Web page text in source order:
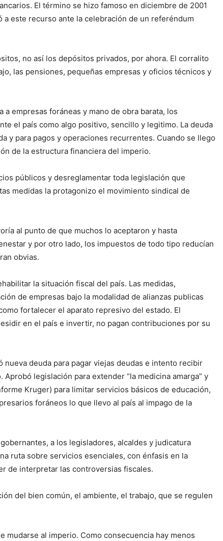
El término se hizo famoso en diciembre de 2001
este recurso ante la celebración de un referéndum
no así los depósitos privados, por ahora. El corralito
las pensiones, pequeñas empresas y oficios técnicos y
empresas foráneas y mano de obra barata, los
el país como algo positivo, sencillo y legitimo. La deuda
y para pagos y operaciones recurrentes. Cuando se llego
de la estructura financiera del imperio.
públicos y desreglamentar toda legislación que
medidas la protagonizo el movimiento sindical de
al punto de que muchos lo aceptaron y hasta
y por otro lado, los impuestos de todo tipo reducían
obvias.
la situación fiscal del país. Las medidas,
de empresas bajo la modalidad de alianzas publicas
fortalecer el aparato represivo del estado. El
en el país e invertir, no pagan contribuciones por su
deuda para pagar viejas deudas e intento recibir
legislación para extender “la medicina amarga” y
Kruger) para limitar servicios básicos de educación,
foráneos lo que llevo al país al impago de la
a los legisladores, alcaldes y judicatura
ruta sobre servicios esenciales, con énfasis en la
de interpretar las controversias fiscales.
del bien común, el ambiente, el trabajo, que se regulen
al imperio. Como consecuencia hay menos